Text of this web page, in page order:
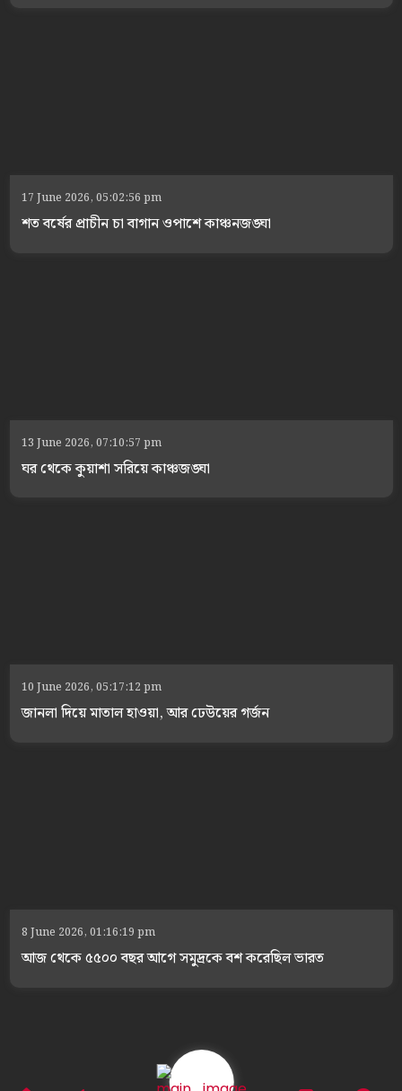
17 June 2026, 05:02:56 pm
শত বর্ষের প্রাচীন চা বাগান ওপাশে কাঞ্চনজঙ্ঘা
13 June 2026, 07:10:57 pm
ঘর থেকে কুয়াশা সরিয়ে কাঞ্চজঙ্ঘা
10 June 2026, 05:17:12 pm
জানলা দিয়ে মাতাল হাওয়া, আর ঢেউয়ের গর্জন
8 June 2026, 01:16:19 pm
আজ থেকে ৫৫০০ বছর আগে সমুদ্রকে বশ করেছিল ভারত